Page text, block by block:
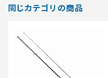
同じカテゴリの商品